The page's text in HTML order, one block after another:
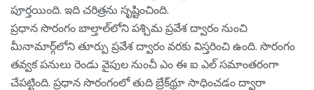
పూర్త‌యింది. ఇది చ‌రిత్ర‌ను సృష్టించింది.
ప్రధాన సొరంగం బాల్తాల్‌లోని పశ్చిమ ప్రవేశ ద్వారం నుంచి
మీనామార్గ్‌లోని తూర్పు ప్రవేశ ద్వారం వరకు విస్తరించి ఉంది. సొరంగం
తవ్వక పనులు రెండు వైపుల నుంచీ ఎం ఈ ఐ ఎల్ సమాంతరంగా
చేపట్టింది. ప్రధాన సొరంగంలో తుది బ్రేక్‌థ్రూ సాధించడం ద్వారా